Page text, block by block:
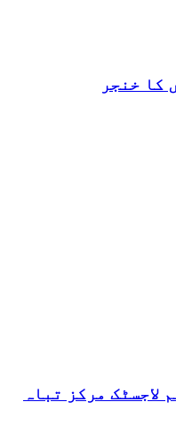
کا خنجر
لاجسٹک مرکز تباہ